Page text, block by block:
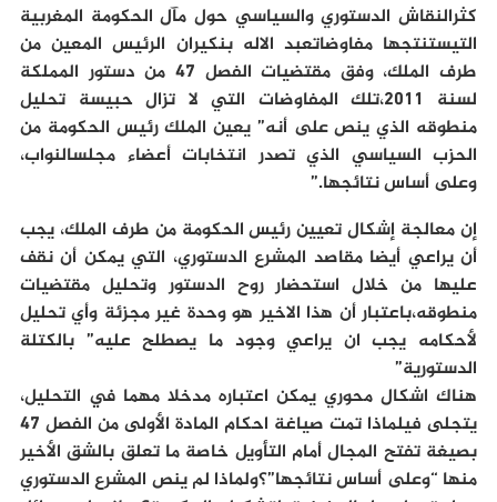
كثرالنقاش الدستوري والسياسي حول مآل الحكومة المغربية
التيستنتجها مفاوضاتعبد الاله بنكيران الرئيس المعين من
طرف الملك، وفق مقتضيات الفصل 47 من دستور المملكة
لسنة 2011،تلك المفاوضات التي لا تزال حبيسة تحليل
منطوقه الذي ينص على أنه” يعين الملك رئيس الحكومة من
الحزب السياسي الذي تصدر انتخابات أعضاء مجلسالنواب،
وعلى أساس نتائجها.”
إن معالجة إشكال تعيين رئيس الحكومة من طرف الملك، يجب
أن يراعي أيضا مقاصد المشرع الدستوري، التي يمكن أن نقف
عليها من خلال استحضار روح الدستور وتحليل مقتضيات
منطوقه،باعتبار أن هذا الاخير هو وحدة غير مجزئة وأي تحليل
لأحكامه يجب ان يراعي وجود ما يصطلح عليه” بالكتلة
الدستورية”
هناك اشكال محوري يمكن اعتباره مدخلا مهما في التحليل،
يتجلى فيلماذا تمت صياغة احكام المادة الأولى من الفصل 47
بصيغة تفتح المجال أمام التأويل خاصة ما تعلق بالشق الأخير
منها “وعلى أساس نتائجها”؟ولماذا لم ينص المشرع الدستوري